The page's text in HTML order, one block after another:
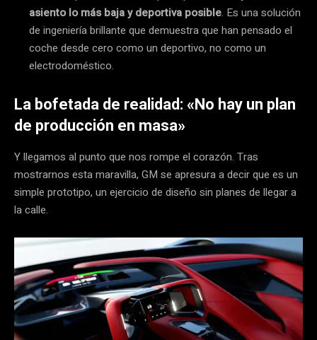
asiento lo más baja y deportiva posible. Es una solución
de ingeniería brillante que demuestra que han pensado el
coche desde cero como un deportivo, no como un
electrodoméstico.
La bofetada de realidad: «No hay un plan
de producción en masa»
Y llegamos al punto que nos rompe el corazón. Tras
mostrarnos esta maravilla, GM se apresura a decir que es un
simple prototipo, un ejercicio de diseño sin planes de llegar a
la calle.